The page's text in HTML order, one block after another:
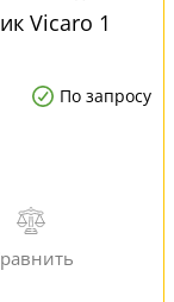
Vicaro 1
По запросу